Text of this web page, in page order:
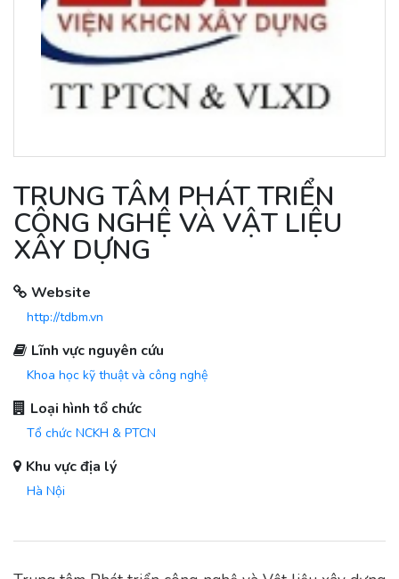
TRUNG TÂM PHÁT TRIỂN
CÔNG NGHỆ VÀ VẬT LIỆU
XÂY DỰNG
Website
http://tdbm.vn
Lĩnh vực nguyên cứu
Khoa học kỹ thuật và công nghệ
Loại hình tổ chức
Tổ chức NCKH & PTCN
Khu vực địa lý
Hà Nội